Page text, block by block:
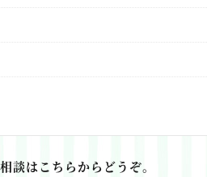
談はこちらからどうぞ。